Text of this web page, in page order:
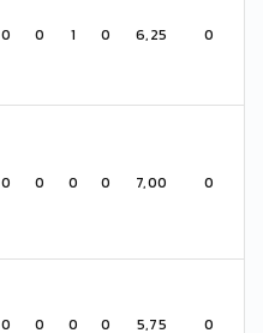
0 0 1 0 6,25 0
0 0 0 0 7,00 0
0 0 0 0 5,75 0